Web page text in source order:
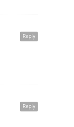
Reply
Reply